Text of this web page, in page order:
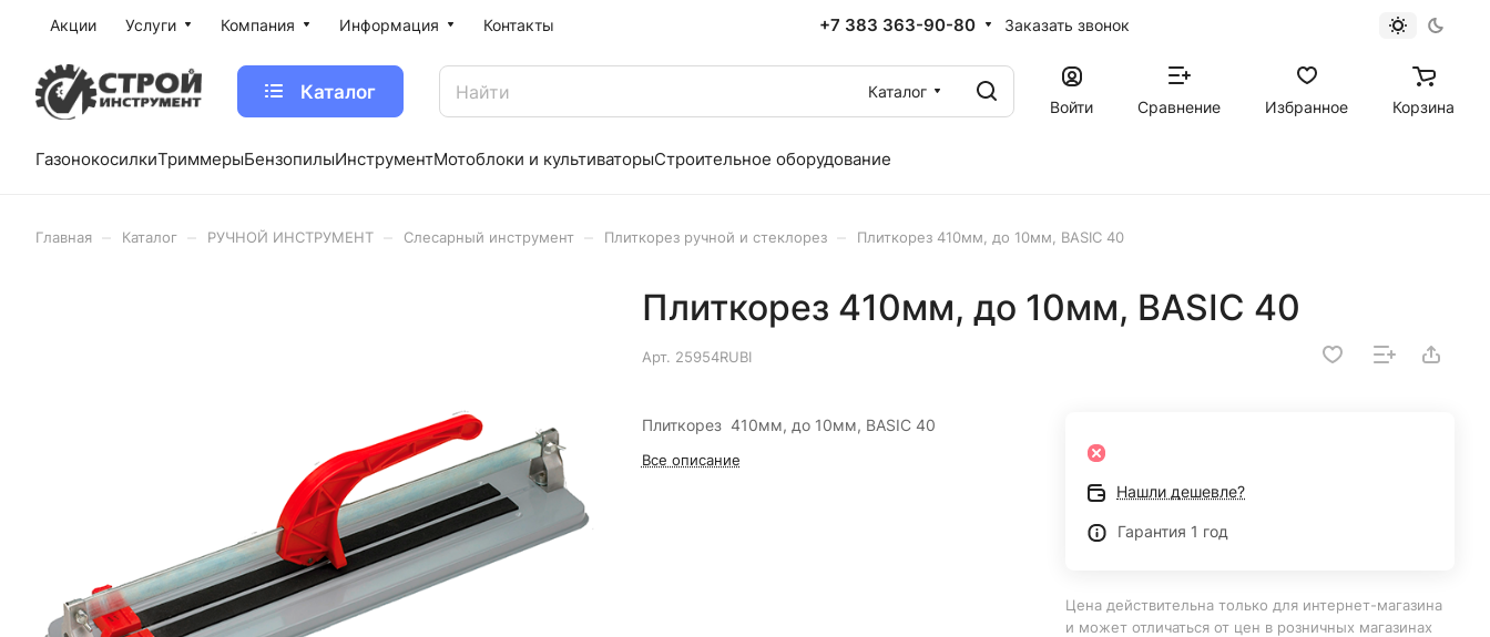
Акции Услуги Компания Информация Контакты +7 383 363-90-80 Заказать звонок
Каталог
Каталог
Войти
Сравнение Избранное Корзина
ГазонокосилкиТриммерыБензопилыИнструментМотоблоки и культиваторыСтроительное оборудование
Главная Каталог РУЧНОЙ ИНСТРУМЕНТ Слесарный инструмент Плиткорез ручной и стеклорез Плиткорез 410мм, до 10мм, BASIC 40
Плиткорез 410мм, до 10мм, BASIC 40
Арт. 25954RUBI
Плиткорез 410мм, до 10мм, BASIC 40
Все описание
Нашли дешевле?
Гарантия 1 год
Цена действительна только для интернет-магазина
и может отличаться от цен в розничных магазинах